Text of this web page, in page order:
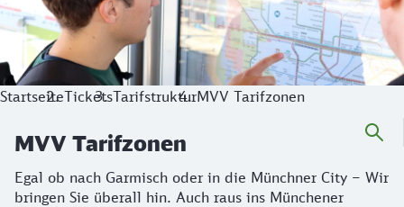
Egal ob nach Garmisch oder in die Münchner City – Wir
StartseiteTicketsTarifstrukturMVV Tarifzonen
MVV Tarifzonen
Egal ob nach Garmisch oder in die Münchner City – Wir
bringen Sie überall hin. Auch raus ins Münchener